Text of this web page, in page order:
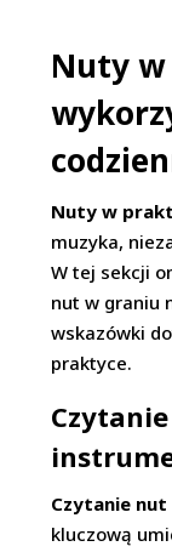
Nuty
Nuty w
muzyka,
W tej sekcji
nut w graniu
wskazówki
praktyce.
Czytanie
kluczową